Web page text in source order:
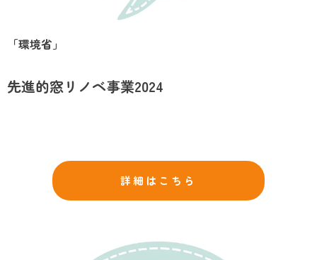
「環境省」
先進的窓リノベ事業2024
詳細はこちら